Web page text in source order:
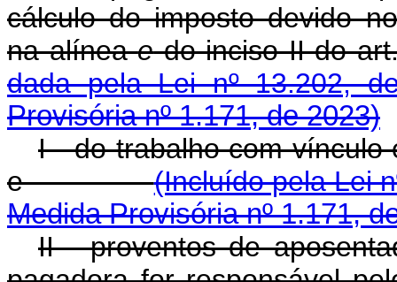
cálculo do imposto devido
na alíneaedo inciso II do
dada pela Lei nº 13.202,
Provisória nº 1.171, de 2023)
I - do trabalho com vínculo
e(Incluído pela Lei
Medida Provisória nº 1.171,
II - proventos de